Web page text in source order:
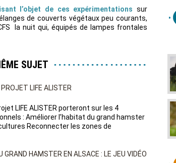
l’objet de ces expérimentations sur
de couverts végétaux peu courants,
la nuit qui, équipés de lampes frontales
SUJET
LIFE ALISTER
LIFE ALISTER porteront sur les 4
: Améliorer l’habitat du grand hamster
Reconnecter les zones de
GRAND HAMSTER EN ALSACE : LE JEU VIDÉO